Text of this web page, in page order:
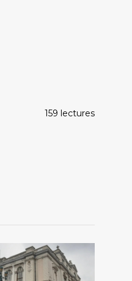
159 lectures